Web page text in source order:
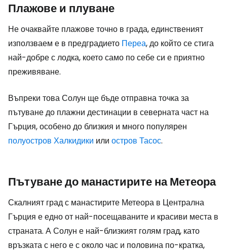
Плажове и плуване
Не очаквайте плажове точно в града, единственият
използваем е в предградието Переа, до който се стига
най-добре с лодка, което само по себе си е приятно
преживяване.
Въпреки това Солун ще бъде отправна точка за
пътуване до плажни дестинации в северната част на
Гърция, особено до близкия и много популярен
полуостров Халкидики или остров Тасос.
Пътуване до манастирите на Метеора
Скалният град с манастирите Метеора в Централна
Гърция е едно от най-посещаваните и красиви места в
страната. А Солун е най-близкият голям град, като
връзката с него е с около час и половина по-кратка,